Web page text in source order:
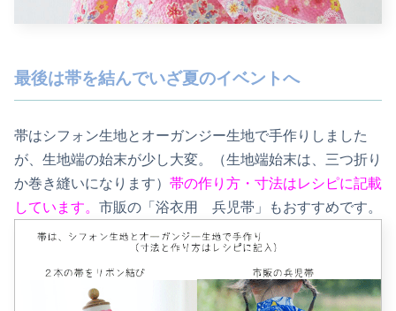
最後は帯を結んでいざ夏のイベントへ
帯はシフォン生地とオーガンジー生地で手作りしました
が、生地端の始末が少し大変。（生地端始末は、三つ折り
か巻き縫いになります） 帯の作り方・寸法はレシピに記載
しています。 市販の「浴衣用 兵児帯」もおすすめです。